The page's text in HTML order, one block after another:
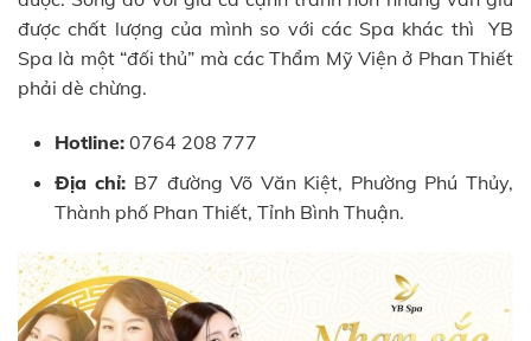
được chất lượng của mình so với các Spa khác thì YB
Spa là một “đối thủ” mà các Thẩm Mỹ Viện ở Phan Thiết
phải dè chừng.
Hotline:0764 208 777
Địa chỉ: B7 đường Võ Văn Kiệt, Phường Phú Thủy,
Thành phố Phan Thiết, Tỉnh Bình Thuận.